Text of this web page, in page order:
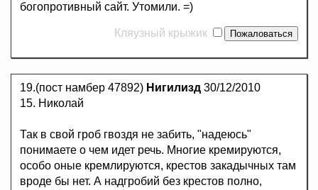
богопротивный сайт. Утомили. =)
Кляузный крыжик
19.(пост намбер 47892) Нигилизд 30/12/2010
15. Николай
Так в свой гроб гвоздя не забить, "надеюсь"
понимаете о чем идет речь. Многие кремируются,
особо оные кремлируются, крестов закадычных там
вроде бы нет. А надгробий без крестов полно,